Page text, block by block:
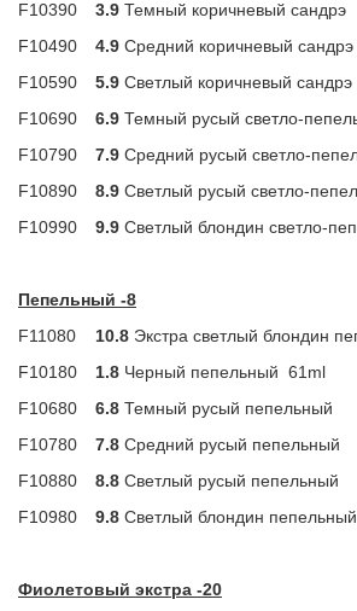
F10390 3.9 Темный коричневый сандрэ
F10490
4.9 Средний коричневый сандрэ
F10590
5.9 Светлый коричневый сандрэ
F10690
6.9 Темный русый светло-
F10790
7.9 Средний русый светло-
F10890
8.9 Светлый русый светло-
F10990
9.9 Светлый блондин светло-
Пепельный -8
F11080
10.8 Экстра светлый блондин
F10180
1.8 Черный пепельный 61ml
F10680
6.8 Темный русый пепельный
F10780
7.8 Средний русый пепельный
F10880
8.8 Светлый русый пепельный
F10980
9.8 Светлый блондин пепельный
Фиолетовый экстра -20